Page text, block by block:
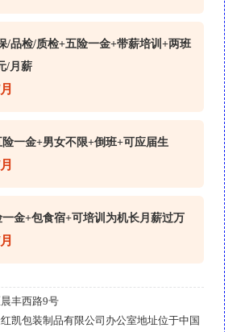
/品检/质检+五险一金+带薪培训+两班
/月薪
险一金+男女不限+倒班+可应届生
金+包食宿+可培训为机长月薪过万
丰西路9号
凯包装制品有限公司办公室地址位于中国